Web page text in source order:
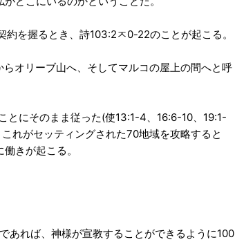
を握るとき、詩103:2ㅈ0-22のことが起こる。
オリーブ山へ、そしてマルコの屋上の間へと呼
とにそのまま従った(使13:1-4、16:6-10、19:1-
れがセッティングされた70地域を攻略すると
きが起こる。
あれば、神様が宣教することができるように100